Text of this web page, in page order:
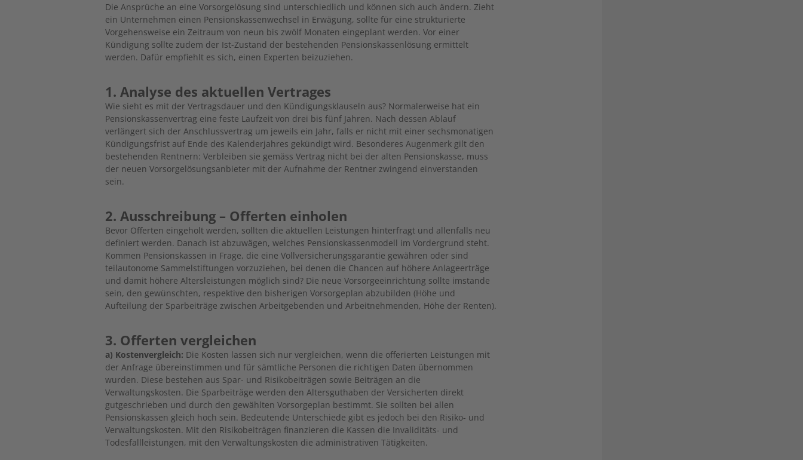
Die Ansprüche an eine Vorsorgelösung sind unterschiedlich und können sich auch ändern. Zieht
ein Unternehmen einen Pensionskassenwechsel in Erwägung, sollte für eine strukturierte
Vorgehensweise ein Zeitraum von neun bis zwölf Monaten eingeplant werden. Vor einer
Kündigung sollte zudem der Ist-Zustand der bestehenden Pensionskassenlösung ermittelt
werden. Dafür empfiehlt es sich, einen Experten beizuziehen.
1. Analyse des aktuellen Vertrages
Wie sieht es mit der Vertragsdauer und den Kündigungsklauseln aus? Normalerweise hat ein
Pensionskassenvertrag eine feste Laufzeit von drei bis fünf Jahren. Nach dessen Ablauf
verlängert sich der Anschlussvertrag um jeweils ein Jahr, falls er nicht mit einer sechsmonatigen
Kündigungsfrist auf Ende des Kalenderjahres gekündigt wird. Besonderes Augenmerk gilt den
bestehenden Rentnern: Verbleiben sie gemäss Vertrag nicht bei der alten Pensionskasse, muss
der neuen Vorsorgelösungsanbieter mit der Aufnahme der Rentner zwingend einverstanden
sein.
2. Ausschreibung – Offerten einholen
Bevor Offerten eingeholt werden, sollten die aktuellen Leistungen hinterfragt und allenfalls neu
definiert werden. Danach ist abzuwägen, welches Pensionskassenmodell im Vordergrund steht.
Kommen Pensionskassen in Frage, die eine Vollversicherungsgarantie gewähren oder sind
teilautonome Sammelstiftungen vorzuziehen, bei denen die Chancen auf höhere Anlageerträge
und damit höhere Altersleistungen möglich sind? Die neue Vorsorgeeinrichtung sollte imstande
sein, den gewünschten, respektive den bisherigen Vorsorgeplan abzubilden (Höhe und
Aufteilung der Sparbeiträge zwischen Arbeitgebenden und Arbeitnehmenden, Höhe der Renten).
3. Offerten vergleichen
a) Kostenvergleich: Die Kosten lassen sich nur vergleichen, wenn die offerierten Leistungen mit
der Anfrage übereinstimmen und für sämtliche Personen die richtigen Daten übernommen
wurden. Diese bestehen aus Spar- und Risikobeiträgen sowie Beiträgen an die
Verwaltungskosten. Die Sparbeiträge werden den Altersguthaben der Versicherten direkt
gutgeschrieben und durch den gewählten Vorsorgeplan bestimmt. Sie sollten bei allen
Pensionskassen gleich hoch sein. Bedeutende Unterschiede gibt es jedoch bei den Risiko- und
Verwaltungskosten. Mit den Risikobeiträgen finanzieren die Kassen die Invaliditäts- und
Todesfallleistungen, mit den Verwaltungskosten die administrativen Tätigkeiten.